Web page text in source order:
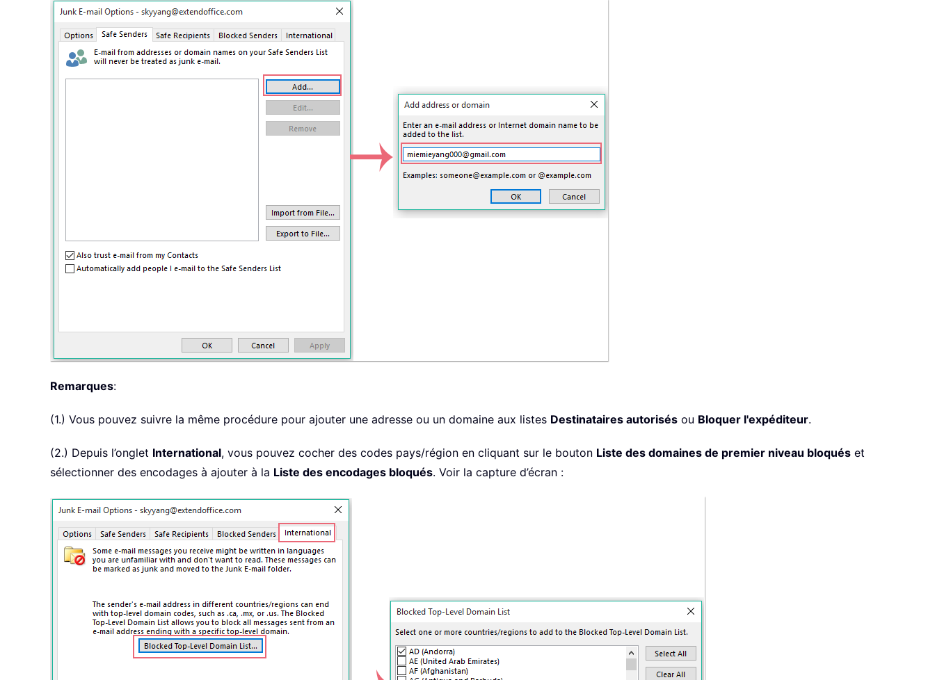
Remarques:
(1.) Vous pouvez suivre la même procédure pour ajouter une adresse ou un domaine aux listes Destinataires autorisés ou Bloquer l'expéditeur.
(2.) Depuis l’onglet International, vous pouvez cocher des codes pays/région en cliquant sur le bouton Liste des domaines de premier niveau bloqués et
sélectionner des encodages à ajouter à la Liste des encodages bloqués. Voir la capture d’écran :